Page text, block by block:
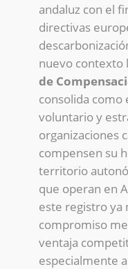
andaluz con el
directivas
nuevo contexto
de
consolida
voluntario y
organizaciones
compensen su
territorio
que operan en
este registro ya
compromiso
ventaja
especialmente